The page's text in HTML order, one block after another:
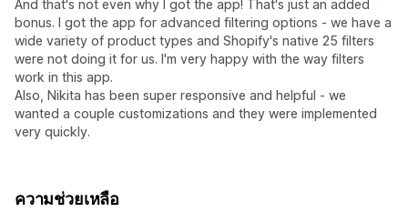
And that's not even why I got the app! That's just an added
bonus. I got the app for advanced filtering options - we have a
wide variety of product types and Shopify's native 25 filters
were not doing it for us. I'm very happy with the way filters
work in this app.
Also, Nikita has been super responsive and helpful - we
wanted a couple customizations and they were implemented
very quickly.
ความช่วยเหลือ